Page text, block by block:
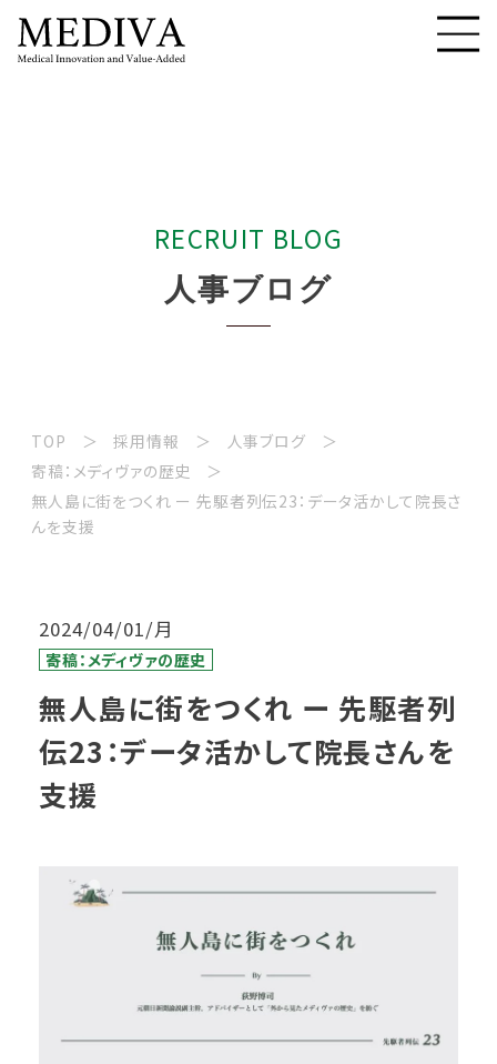
RECRUIT BLOG
人事ブロ グ
TOP 採用情報
人事ブログ
寄稿：メディヴァの歴史
無人島に街をつくれ ー 先駆者列伝23：データ活かして院長さ
んを支援
2024/04/01/月
寄稿：メディヴァの歴史
無人島に街をつくれ ー 先駆者列
伝23：データ活かして院長さんを
支援